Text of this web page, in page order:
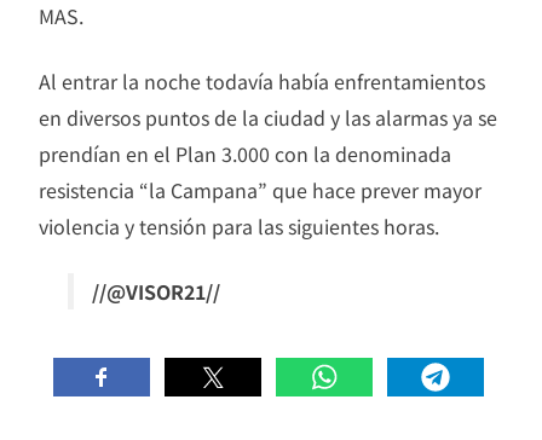
MAS.
Al entrar la noche todavía había enfrentamientos
en diversos puntos de la ciudad y las alarmas ya se
prendían en el Plan 3.000 con la denominada
resistencia “la Campana” que hace prever mayor
violencia y tensión para las siguientes horas.
//@VISOR21//